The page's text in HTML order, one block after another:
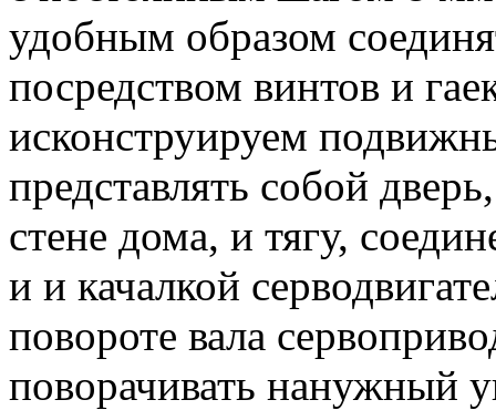
удобным образом
посредством винтов и
исконструируем
представлять собой
стене дома, и тягу,
и и качалкой
повороте вала
поворачивать нанужный